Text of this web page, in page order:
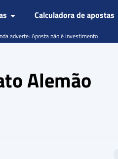
Calculadora de apostas
Alemão
adverte: Aposta não é investimento